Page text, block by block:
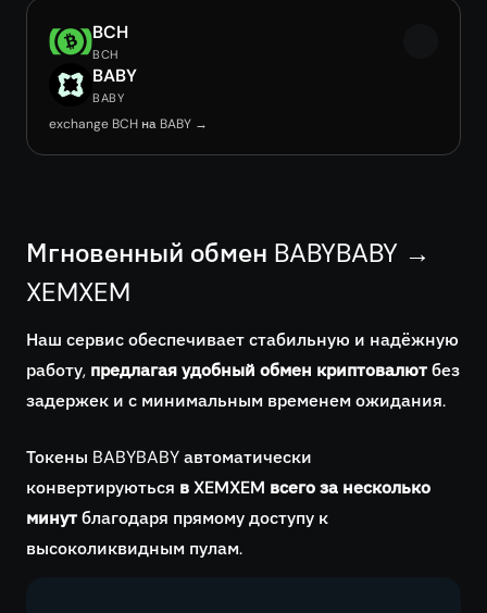
BCH
BCH
BABY
BABY
exchange BCH на BABY →
Мгновенный обмен BABYBABY →
XEMXEM
Наш сервис обеспечивает стабильную и надёжную
работу, предлагая удобный обмен криптовалютбез
задержек и с минимальным временем ожидания.
Токены BABYBABY автоматически
конвертируються в XEMXEM всего за несколько
минутблагодаря прямому доступу к
высоколиквидным пулам.